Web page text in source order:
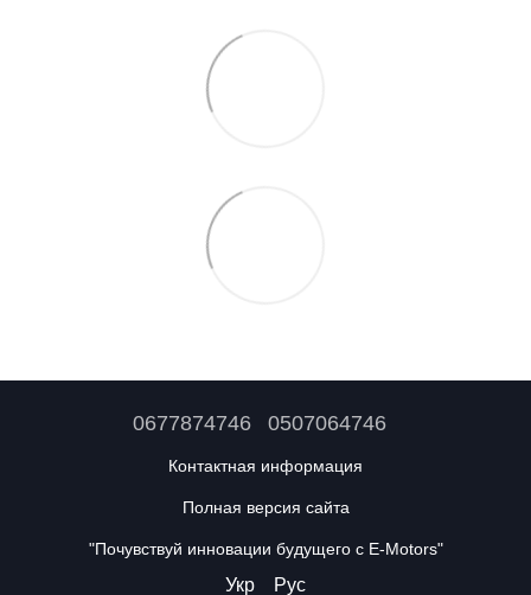
0677874746 0507064746
Контактная информация
Полная версия сайта
"Почувствуй инновации будущего с E-Motors"
Укр Рус